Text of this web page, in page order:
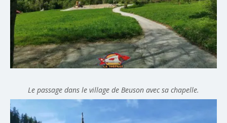
Le passage dans le village de Beuson avec sa chapelle.